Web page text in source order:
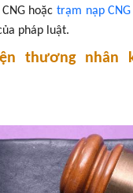
hoặc trạm nạp CNG
pháp luật.
thương nhân